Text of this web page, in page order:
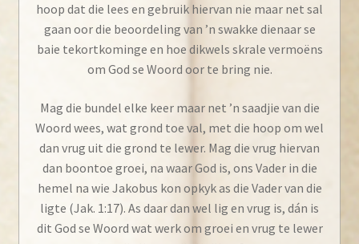
hoop dat die lees en gebruik hiervan nie maar net sal
gaan oor die beoordeling van ’n swakke dienaar se
baie tekortkominge en hoe dikwels skrale vermoëns
om God se Woord oor te bring nie.
Mag die bundel elke keer maar net ’n saadjie van die
Woord wees, wat grond toe val, met die hoop om wel
dan vrug uit die grond te lewer. Mag die vrug hiervan
dan boontoe groei, na waar God is, ons Vader in die
hemel na wie Jakobus kon opkyk as die Vader van die
ligte (Jak. 1:17). As daar dan wel lig en vrug is, dán is
dit God se Woord wat werk om groei en vrug te lewer